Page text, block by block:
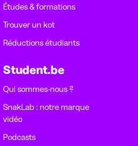
Études & formations
Trouver un kot
Réductions étudiants
Student.be
Qui sommes-nous ?
SnakLab : notre marque
vidéo
Podcasts